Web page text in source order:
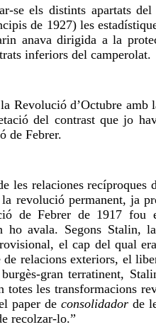
se els distints apartats
de 1927) les
anava dirigida a la
inferiors del camperolat.
d’Octubre
del contrast que jo
de Febrer.
relaciones
revolució permanent, ja
Febrer de 1917 fou
avala. Segons
el cap del qual
relacions exteriors, el
gran terratinent,
totes les transformacions
paper de consolidadorde
recolzar-lo.”